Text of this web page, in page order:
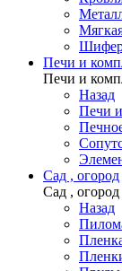
Печи и
Печи и
Назад
Печи
Сад , огород
Сад , огород
Назад